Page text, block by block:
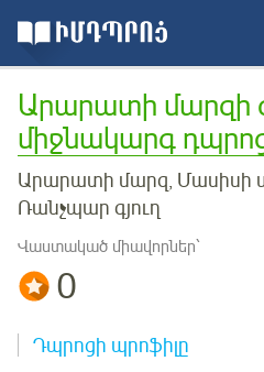
Արարատի մարզի
միջնակարգ
Արարատի մարզ, Մասիսի
Ռանչպար գյուղ
Վաստակած միավորներ՝
0
Դպրոցի պրոֆիլը